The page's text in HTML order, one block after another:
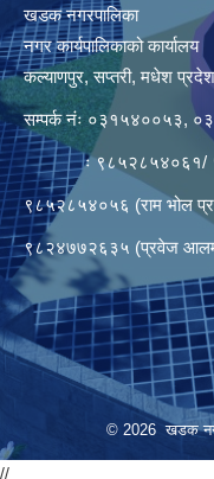
खडक नगरपालिका
नगर कार्यपालिकाको कार्यालय
कल्याणपुर, सप्तरी, मधेश
सम्पर्क नंः ०३१५४००५३,
ः ९८५२८५४०६१/
९८५२८५४०५६ (राम भोल
९८२४७७२६३५ (प्रवेज
© 2026 खडक
//